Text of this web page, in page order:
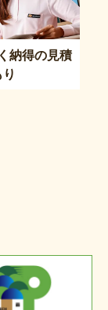
納得の見積
り